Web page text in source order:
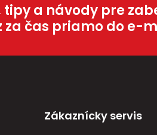
a návody pre
za čas priamo do e-
Zákaznícky servis